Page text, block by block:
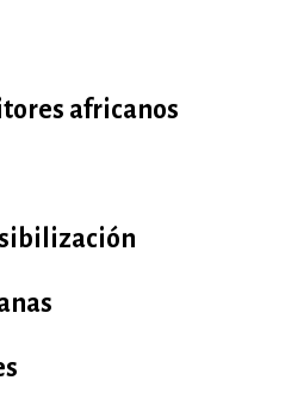
africanos